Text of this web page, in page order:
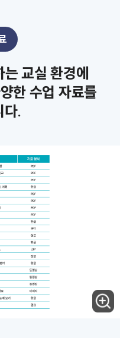
교실 환경에
한 수업 자료를
다.